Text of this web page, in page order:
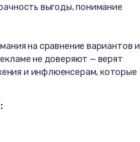
выгоды, понимание
на сравнение вариантов и
не доверяют — верят
и инфлюенсерам, которые